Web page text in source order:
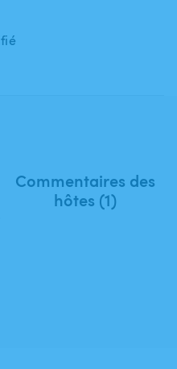
Commentaires des
hôtes (1)